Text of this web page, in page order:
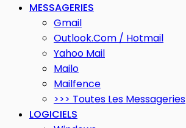
MESSAGERIES
Gmail
Outlook.com / Hotmail
Yahoo Mail
Mailo
Mailfence
>>> Toutes Les Messageries
LOGICIELS